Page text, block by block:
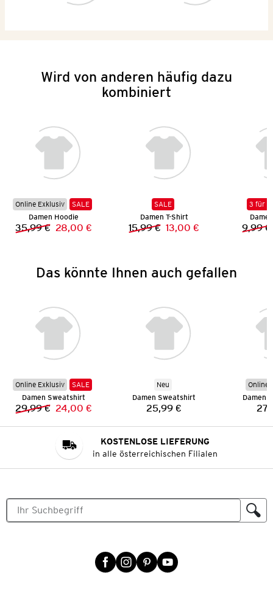
Wird von anderen häufig dazu
kombiniert
Online Exklusiv
SALE
Damen Hoodie
Vorheriger Preis:
35,99 € Neuer Preis:
28,00 €
SALE
Damen T-Shirt
Vorheriger Preis:
15,99 € Neuer Preis:
13,00 €
3 für 2
9,99 €
Das könnte Ihnen auch gefallen
Online Exklusiv
SALE
Damen Sweatshirt
Vorheriger Preis:
29,99 € Neuer Preis:
24,00 €
Neu
Damen Sweatshirt
Preis:
25,99 €
Online
Damen
KOSTENLOSE LIEFERUNG
in alle österreichischen Filialen